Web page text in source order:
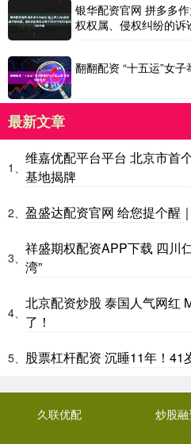
银华配资官网 拼多多
权权属、侵权纠纷的
翻翻配资 “十五运”女
最新文章
1、
维嘉优配平台平台 北京市首
基地揭牌
2、 盈盛达配资官网 给您提个醒
3、
祥盛期权配资APP下载 四川
湾”
4、
北京配资炒股 泰国人气网红
了！
5、 股票杠杆配资 沉睡11年！41
久联优配 炒股融